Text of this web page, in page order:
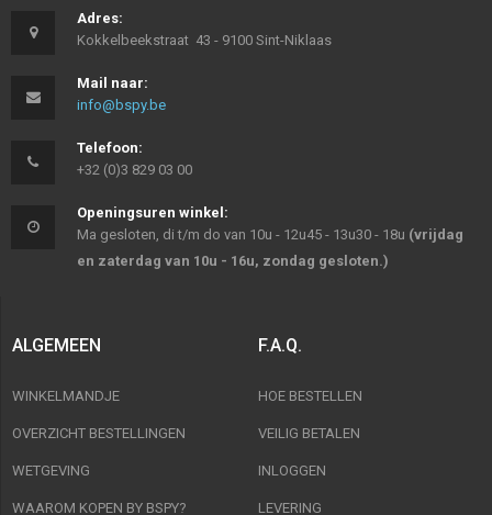
Adres:
Kokkelbeekstraat 43 - 9100 Sint-Niklaas
Mail naar:
info@bspy.be
Telefoon:
+32 (0)3 829 03 00
Openingsuren winkel:
Ma gesloten, di t/m do van 10u - 12u45 - 13u30 - 18u (vrijdag
en zaterdag van 10u - 16u, zondag gesloten.)
ALGEMEEN
WINKELMANDJE
OVERZICHT BESTELLINGEN
WETGEVING
WAAROM KOPEN BY BSPY?
F.A.Q.
HOE BESTELLEN
VEILIG BETALEN
INLOGGEN
LEVERING